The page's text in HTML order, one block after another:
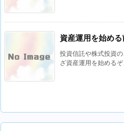
資産運用を始め
投資信託や株式投資
ざ資産運用を始める